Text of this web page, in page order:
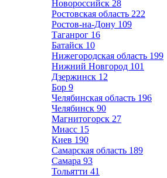
Новороссийск 28
Ростовская область 222
Ростов-на-Дону 109
Таганрог 16
Батайск 10
Нижегородская область 199
Нижний Новгород 101
Дзержинск 12
Бор 9
Челябинская область 196
Челябинск 90
Магнитогорск 27
Миасс 15
Киев 190
Самарская область 189
Самара 93
Тольятти 41